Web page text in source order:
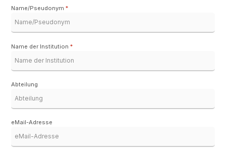
Name/Pseudonym *
Name der Institution *
Abteilung
eMail-Adresse